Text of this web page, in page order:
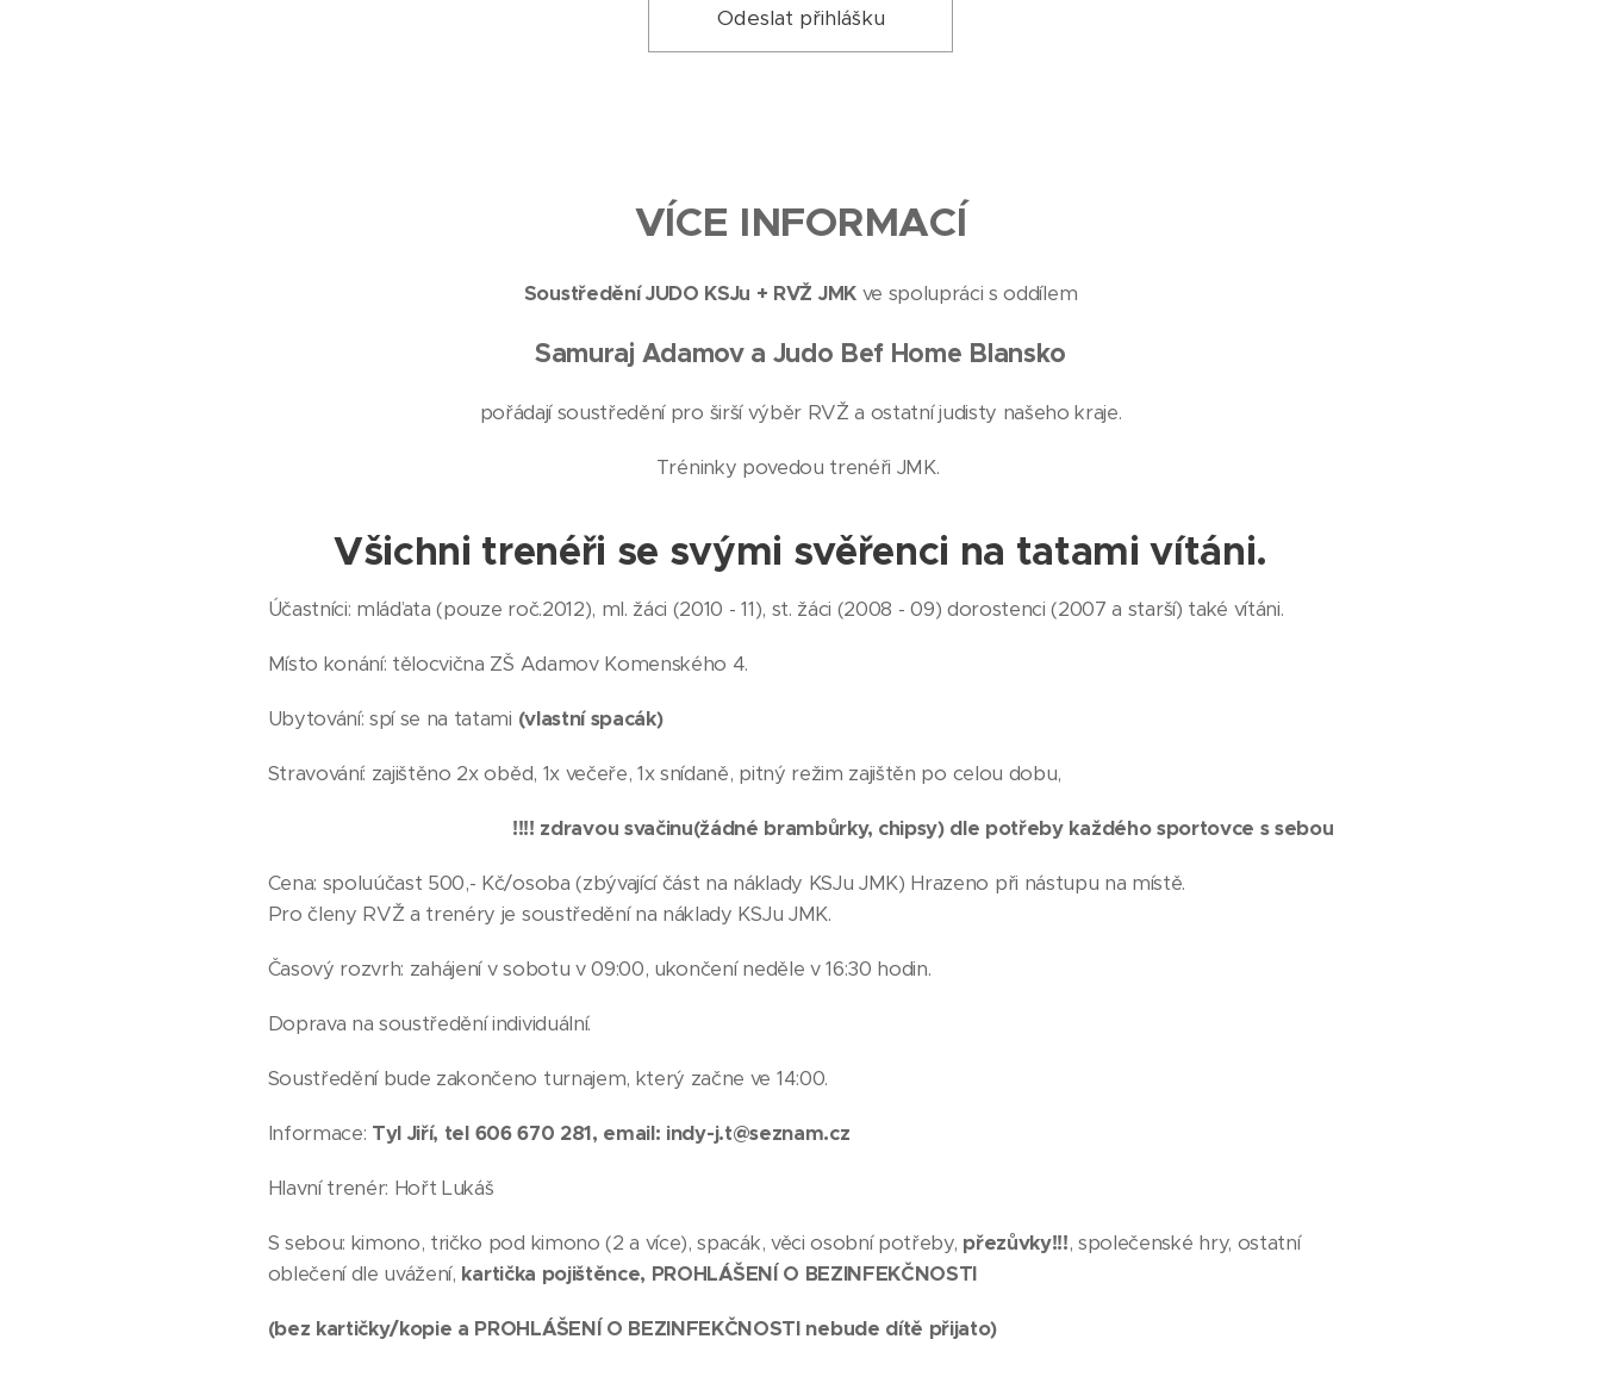
Odeslat přihlášku
VÍCE INFORMACÍ
Soustředění JUDO KSJu + RVŽ JMK ve spolupráci s oddílem
Samuraj Adamov a Judo Bef Home Blansko
pořádají soustředění pro širší výběr RVŽ a ostatní judisty našeho kraje.
Tréninky povedou trenéři JMK.
Všichni trenéři se svými svěřenci na tatami vítáni.
Účastníci: mláďata (pouze roč.2012), ml. žáci (2010 - 11), st. žáci (2008 - 09) dorostenci (2007 a starší) také vítáni.
Místo konání: tělocvična ZŠ Adamov Komenského 4.
Ubytování: spí se na tatami (vlastní spacák)
Stravování: zajištěno 2x oběd, 1x večeře, 1x snídaně, pitný režim zajištěn po celou dobu,
!!!! zdravou svačinu(žádné brambůrky, chipsy) dle potřeby každého sportovce s sebou
Cena: spoluúčast 500,- Kč/osoba (zbývající část na náklady KSJu JMK) Hrazeno při nástupu na místě.
Pro členy RVŽ a trenéry je soustředění na náklady KSJu JMK.
Časový rozvrh: zahájení v sobotu v 09:00, ukončení neděle v 16:30 hodin.
Doprava na soustředění individuální.
Soustředění bude zakončeno turnajem, který začne ve 14:00.
Informace: Tyl Jiří, tel 606 670 281, email: indy-j.t@seznam.cz
Hlavní trenér: Hořt Lukáš
S sebou: kimono, tričko pod kimono (2 a více), spacák, věci osobní potřeby, přezůvky!!!, společenské hry, ostatní
oblečení dle uvážení, kartička pojištěnce, PROHLÁŠENÍ O BEZINFEKČNOSTI
(bez kartičky/kopie a PROHLÁŠENÍ O BEZINFEKČNOSTI nebude dítě přijato)